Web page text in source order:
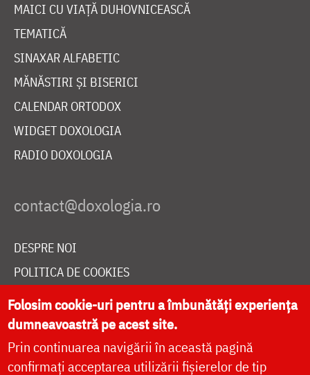
MAICI CU VIAȚĂ DUHOVNICEASCĂ
TEMATICĂ
SINAXAR ALFABETIC
MĂNĂSTIRI ȘI BISERICI
CALENDAR ORTODOX
WIDGET DOXOLOGIA
RADIO DOXOLOGIA
DESPRE NOI
POLITICA DE COOKIES
DONEAZĂ ONLINE PENTRU CATEDRALA NAȚIONALĂ
LIVE
Folosim cookie-uri pentru a îmbunătăți experiența
dumneavoastră pe acest site.
Prin continuarea navigării în această pagină
confirmați acceptarea utilizării fișierelor de tip